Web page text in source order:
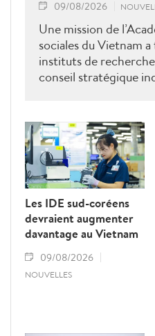
09/08/2026
Une mission de
sociales du Vietnam
instituts de
conseil stratégique
formation, de conseil
en réseau
approfondir le
global renforcé entre
Les IDE sud-coréens
devraient augmenter
davantage au Vietnam
09/08/2026
NOUVELLES